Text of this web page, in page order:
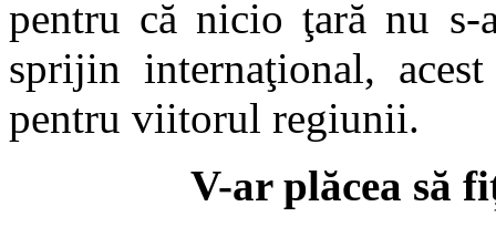
pentru că nicio ţară nu s-
sprijin internaţional,
pentru viitorul regiunii.
V-ar plăcea să